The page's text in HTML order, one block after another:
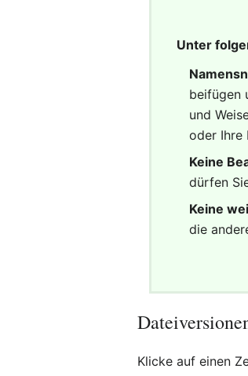
Unter
beifügen
und
oder Ihre
Keine
dürfen
Keine
die
Klicke auf einen